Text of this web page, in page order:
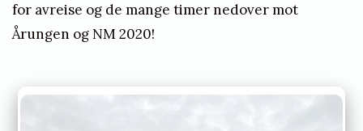
for avreise og de mange timer nedover mot
Årungen og NM 2020!